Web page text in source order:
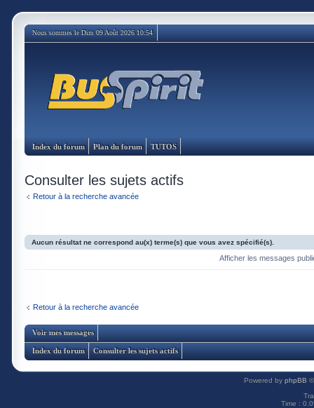
Nous sommes le Dim 09 Août 2026 10:54
Index du forum Plan du forum TUTOS
Consulter les sujets actifs
Retour à la recherche avancée
Aucun résultat ne correspond au(x) terme(s) que vous avez spécifié(s).
Afficher les messages
Retour à la recherche avancée
Voir mes messages
Index du forum Consulter les sujets actifs
Powered by phpBB
Time :